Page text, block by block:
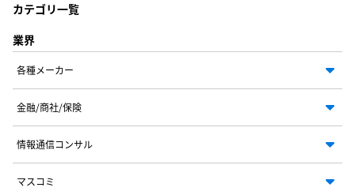
カテゴリ一覧
業界
各種メーカー
金融/商社/保険
情報通信コンサル
マスコミ